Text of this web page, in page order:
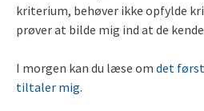
kriterium, behøver ikke opfylde
prøver at bilde mig ind at de
I morgen kan du læse om det
tiltaler mig.